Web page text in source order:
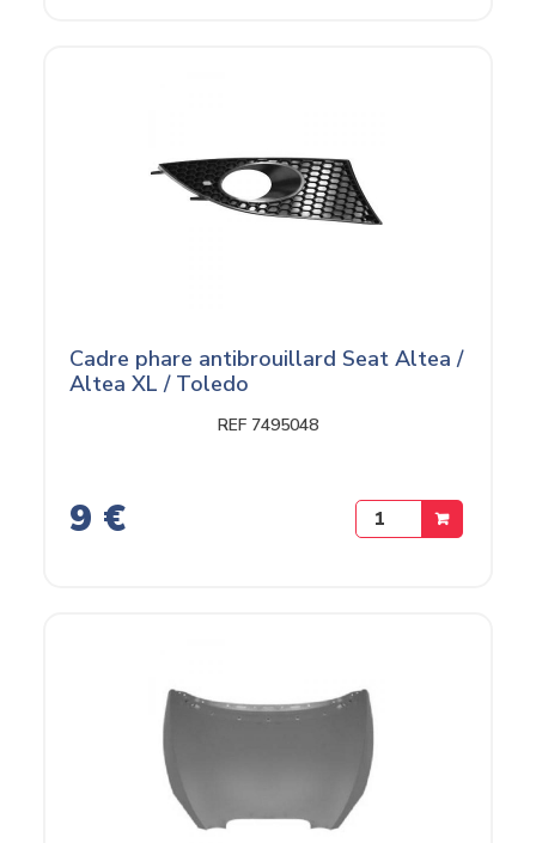
Cadre phare antibrouillard Seat Altea /
Altea XL / Toledo
REF 7495048
9 €